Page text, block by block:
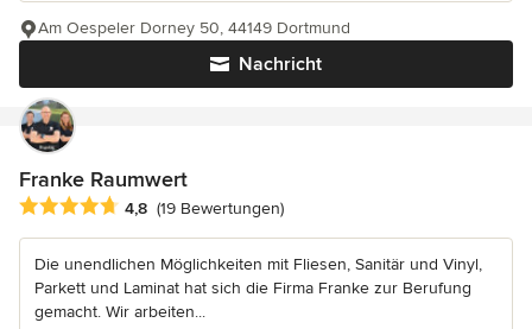
Nachricht
Am Oespeler Dorney 50, 44149 Dortmund
Franke Raumwert
Durchschnittliche Bewertung: 4.8 von 5 Sternen
4,8 (19 Bewertungen)
Die unendlichen Möglichkeiten mit Fliesen, Sanitär und Vinyl,
Parkett und Laminat hat sich die Firma Franke zur Berufung
gemacht. Wir arbeiten...